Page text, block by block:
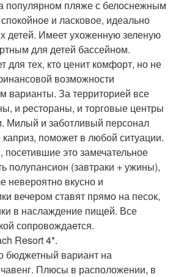
популярном пляже с белоснежным
и ласковое, идеально
детей. Имеет ухоженную зеленую
для детей бассейном.
для тех, кто ценит комфорт, но не
возможности
варианты. За территорией все
и рестораны, и торговые центры
Милый и заботливый персонал
поможет в любой ситуации.
это замечательное
полупансион (завтраки + ужины),
невероятно вкусно и
вечером ставят прямо на песок,
в наслаждение пищей. Все
сопровождается.
Resort 4*.
бюджетный вариант на
Плюсы в расположении, в